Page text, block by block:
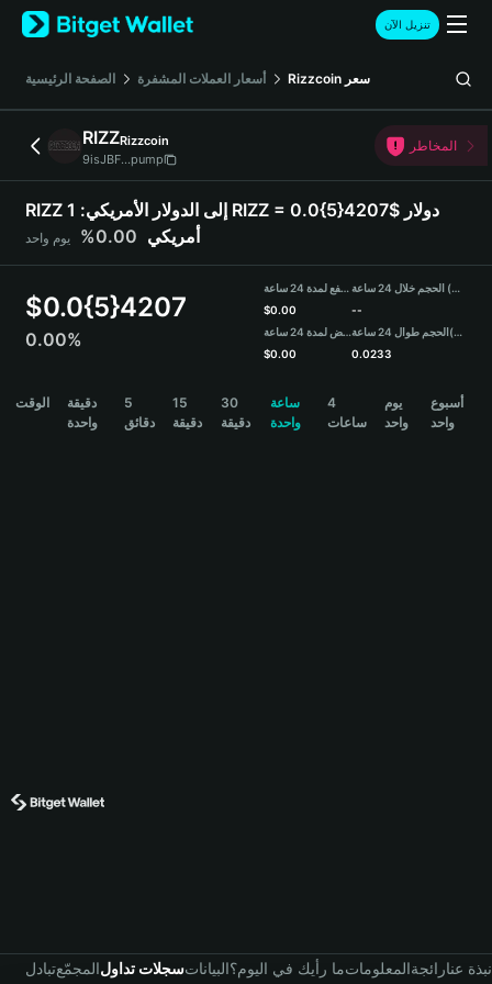
English
日本語
Русский
Español (Latinoamérica)
Türkçe
Deutsch
简体中文
Português (Portugal)
Bahasa Indonesia
বাংলা
تنزيل الآن
الصفحة الرئيسية أسعار العملات المشفرة Rizzcoin سعر
RIZZRizzcoin
9isJBF...pump
المخاطر
RIZZ إلى الدولار الأمريكي: 1 RIZZ = 0.0{5}4207$ دولار
أمريكي 0.00% يوم واحد
$0.0{5}4207
0.00%
مرتفع لمدة 24 ساعة
$0.00
منخفض لمدة 24 ساعة
$0.00
الحجم خلال 24 ساعة (RIZZ)
--
الحجم طوال 24 ساعة(USDT)
0.0233
الوقت
دقيقة
واحدة
5
دقائق
15
دقيقة
30
دقيقة
ساعة
واحدة
4
ساعات
يوم
واحد
أسبوع
واحد
تبادلالمجمّعسجلات تداولالبياناتما رأيك في اليوم؟المعلوماترائجةنبذة عنا